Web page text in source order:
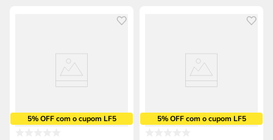
5% OFF com o cupom LF5 5% OFF com o cupom LF5